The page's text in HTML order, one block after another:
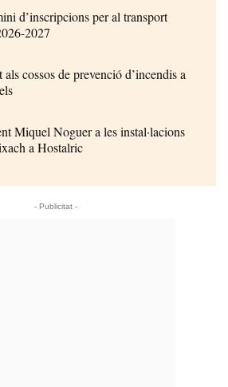
d’inscripcions per al transport
2027
cossos de prevenció d’incendis a
Miquel Noguer a les instal·lacions
a Hostalric
- Publicitat -